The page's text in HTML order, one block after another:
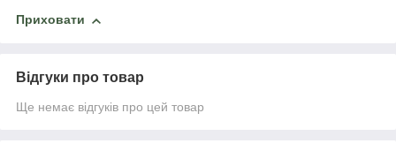
Приховати
Відгуки про товар
Ще немає відгуків про цей товар